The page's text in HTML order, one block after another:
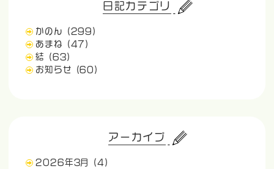
日記カテゴリ
かのん
(299)
あまね
(47)
結
(63)
お知らせ
(60)
アーカイブ
2026年3月
(4)